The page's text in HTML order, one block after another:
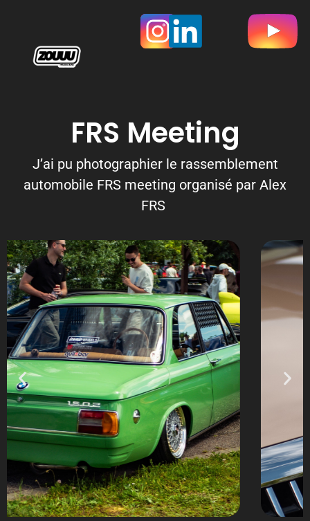
FRS Meeting
J’ai pu photographier le rassemblement
automobile FRS meeting organisé par Alex
FRS